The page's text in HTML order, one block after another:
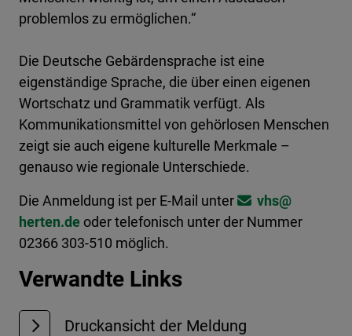
problemlos zu ermöglichen.“
Die Deutsche Gebärdensprache ist eine
eigenständige Sprache, die über einen eigenen
Wortschatz und Grammatik verfügt. Als
Kommunikationsmittel von gehörlosen Menschen
zeigt sie auch eigene kulturelle Merkmale –
genauso wie regionale Unterschiede.
Die Anmeldung ist per E-Mail unter
vhs@​
herten.de oder telefonisch unter der Nummer
02366 303-510 möglich.
Verwandte Links
Druckansicht der Meldung